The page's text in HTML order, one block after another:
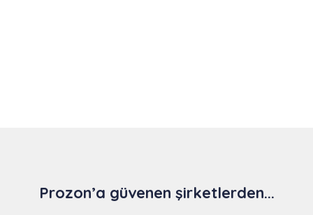
Prozon’a güvenen şirketlerden...